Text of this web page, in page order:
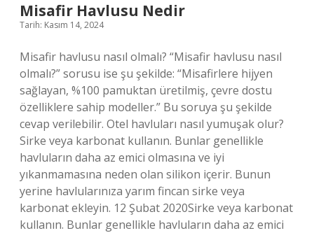
Misafir Havlusu Nedir
Tarih: Kasım 14, 2024
Misafir havlusu nasıl olmalı? “Misafir havlusu nasıl
olmalı?” sorusu ise şu şekilde: “Misafirlere hijyen
sağlayan, %100 pamuktan üretilmiş, çevre dostu
özelliklere sahip modeller.” Bu soruya şu şekilde
cevap verilebilir. Otel havluları nasıl yumuşak olur?
Sirke veya karbonat kullanın. Bunlar genellikle
havluların daha az emici olmasına ve iyi
yıkanmamasına neden olan silikon içerir. Bunun
yerine havlularınıza yarım fincan sirke veya
karbonat ekleyin. 12 Şubat 2020Sirke veya karbonat
kullanın. Bunlar genellikle havluların daha az emici